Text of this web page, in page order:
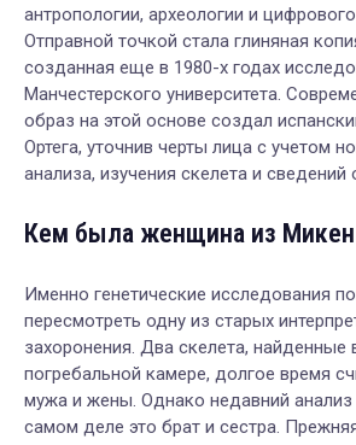
антропологии, археологии и
Отправной точкой стала глиняная
созданная еще в 1980-х годах
Манчестерского университета.
образ на этой основе создал
Ортега, уточнив черты лица с учетом
анализа, изучения скелета и
Кем была женщина из Микен
Именно генетические исследования
пересмотреть одну из старых
захоронения. Два скелета, найденные
погребальной камере, долгое время
мужа и жены. Однако недавний анализ
самом деле это брат и сестра.